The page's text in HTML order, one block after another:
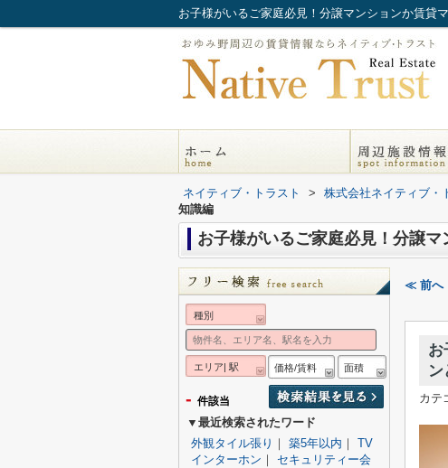
お子様がいるご家庭必見！分譲マンションか賃貸
ネイティブ・トラスト > 株式会社ネイティブ・
知識編
お子様がいるご家庭必見！分譲
≪ 前へ
お
カテ
種別
エリア| 駅 価格/賃料 面積
- 件該当
▼最近検索されたワード
外観タイル張り ｜ 築5年以内 ｜ TV
インターホン ｜ セキュリティー会